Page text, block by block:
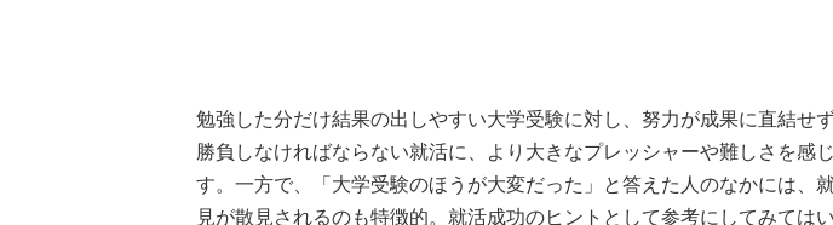
勉強した分だけ結果の出しやすい大学受験に対し、努力が成果に直結せ
勝負しなければならない就活に、より大きなプレッシャーや難しさを感
す。一方で、「大学受験のほうが大変だった」と答えた人のなかには、
見が散見されるのも特徴的。就活成功のヒントとして参考にしてみては